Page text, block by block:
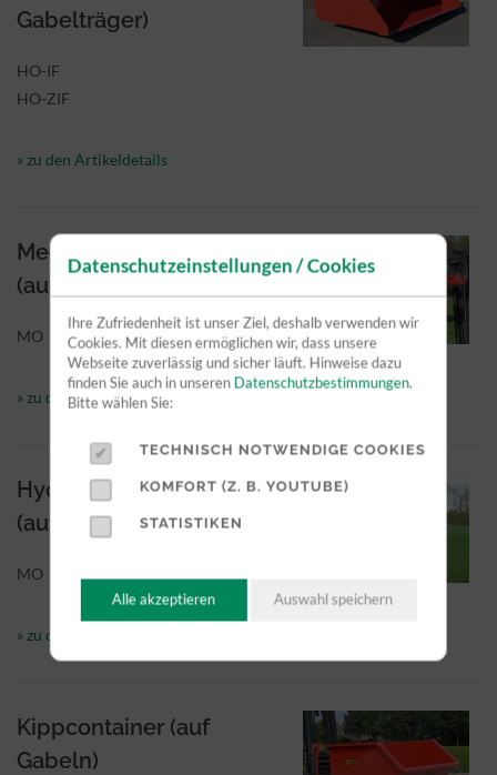
Gabelträger)
HO-IF
HO-ZIF
» zu den Artikeldetails
Mechanische Schaufel
(auf Gabeln)
MO
» zu den Artikeldetails
Hydraulische Schaufel
(auf Gabeln)
MO
» zu den Artikeldetails
Kippcontainer (auf
Gabeln)
Datenschutzeinstellungen / Cookies
Ihre Zufriedenheit ist unser Ziel, deshalb verwenden wir
Cookies. Mit diesen ermöglichen wir, dass unsere
Webseite zuverlässig und sicher läuft. Hinweise dazu
finden Sie auch in unseren Datenschutzbestimmungen.
Bitte wählen Sie:
TECHNISCH NOTWENDIGE COOKIES
KOMFORT (Z. B. YOUTUBE)
STATISTIKEN
Alle akzeptieren Auswahl speichern